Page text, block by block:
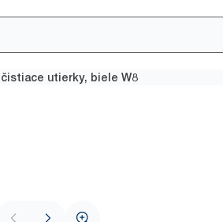
utierky, biele W8